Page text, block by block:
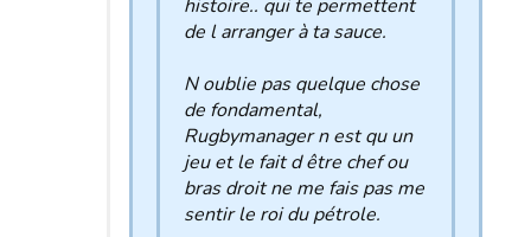
histoire.. qui te permettent
de l arranger à ta sauce.
N oublie pas quelque chose
de fondamental,
Rugbymanager n est qu un
jeu et le fait d être chef ou
bras droit ne me fais pas me
sentir le roi du pétrole.